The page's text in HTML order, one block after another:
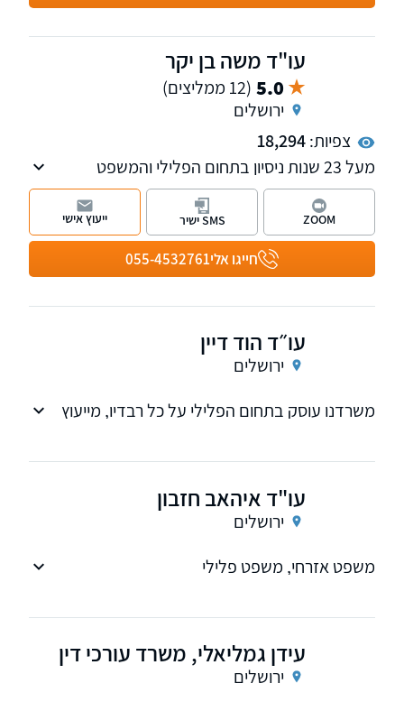
עו"ד משה בן יקר
5.0 (12 ממליצים)
ירושלים
צפיות:18,294
מעל 23 שנות ניסיון בתחום הפלילי והמשפט
הצבאי, בעבירות חמורות, עבירות מין, עבירות
רכוש, סמים ואלימות, חנינה, מחיקת רישום פלילי,
דיני צבא, תעבורה (תיקים נבחרים) ומשפט מנהלי.
קבלת קהל בירושלים ובת"א.
חייגו אלי055-4532761
ZOOM SMS ישיר ייעוץ אישי
עו״ד הוד דיין
ירושלים
משרדנו עוסק בתחום הפלילי על כל רבדיו, מייעוץ
עו"ד איהאב חזבון
ירושלים
משפט אזרחי, משפט פלילי
עידן גמליאלי, משרד עורכי דין
ירושלים